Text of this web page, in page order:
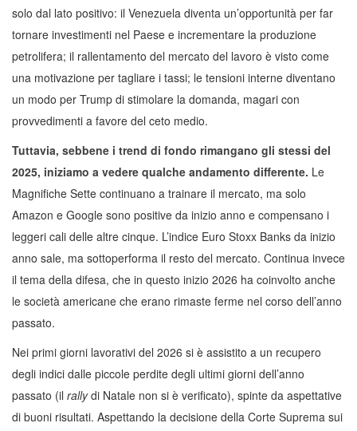
solo dal lato positivo: il Venezuela diventa un’opportunità per far
tornare investimenti nel Paese e incrementare la produzione
petrolifera; il rallentamento del mercato del lavoro è visto come
una motivazione per tagliare i tassi; le tensioni interne diventano
un modo per Trump di stimolare la domanda, magari con
provvedimenti a favore del ceto medio.
Tuttavia, sebbene i trend di fondo rimangano gli stessi del
2025, iniziamo a vedere qualche andamento differente. Le
Magnifiche Sette continuano a trainare il mercato, ma solo
Amazon e Google sono positive da inizio anno e compensano i
leggeri cali delle altre cinque. L’indice Euro Stoxx Banks da inizio
anno sale, ma sottoperforma il resto del mercato. Continua invece
il tema della difesa, che in questo inizio 2026 ha coinvolto anche
le società americane che erano rimaste ferme nel corso dell’anno
passato.
Nei primi giorni lavorativi del 2026 si è assistito a un recupero
degli indici dalle piccole perdite degli ultimi giorni dell’anno
passato (il rallydi Natale non si è verificato), spinte da aspettative
di buoni risultati. Aspettando la decisione della Corte Suprema sui